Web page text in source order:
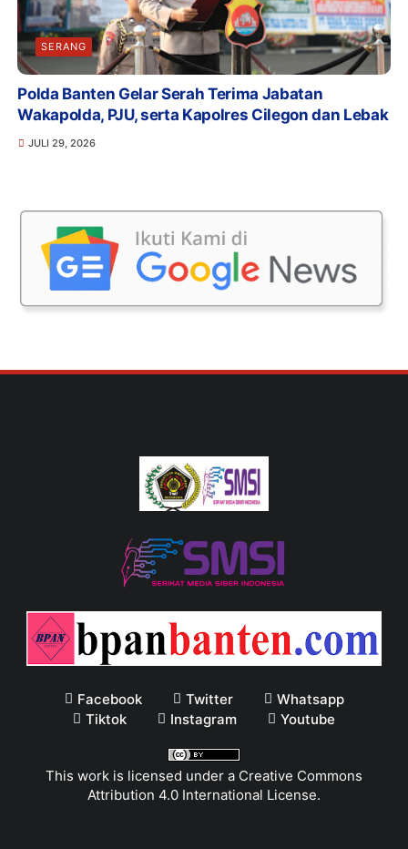
SERANG
Polda Banten Gelar Serah Terima Jabatan
Wakapolda, PJU, serta Kapolres Cilegon dan Lebak
JULI 29, 2026
Facebook Twitter
Whatsapp
Tiktok
Instagram Youtube
This work is licensed under a Creative Commons
Attribution 4.0 International License.